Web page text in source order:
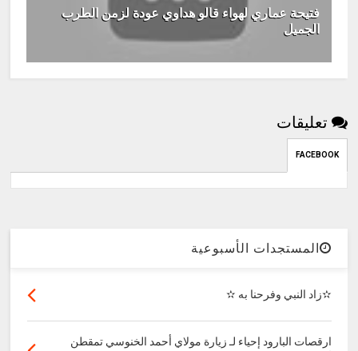
فتيحة عماري لهواء قالو هداوي عودة لزمن الطرب
الجميل
تعليقات
FACEBOOK
المستجدات الأسبوعية
✫زاد النبي وفرحنا به ✫
ارقصات البارود إحياء لـ زيارة مولاي أحمد الخنوسي تمقطن